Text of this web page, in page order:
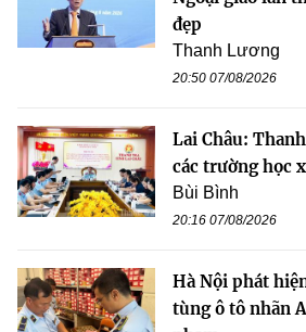
đẹp
Thanh Lương
20:50 07/08/2026
Lai Châu:
các trường học
Bùi Bình
20:16 07/08/2026
Hà Nội phát
tùng ô tô nhãn